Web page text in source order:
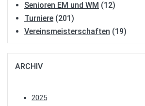
Senioren EM und WM (12)
Turniere (201)
Vereinsmeisterschaften (19)
ARCHIV
2025